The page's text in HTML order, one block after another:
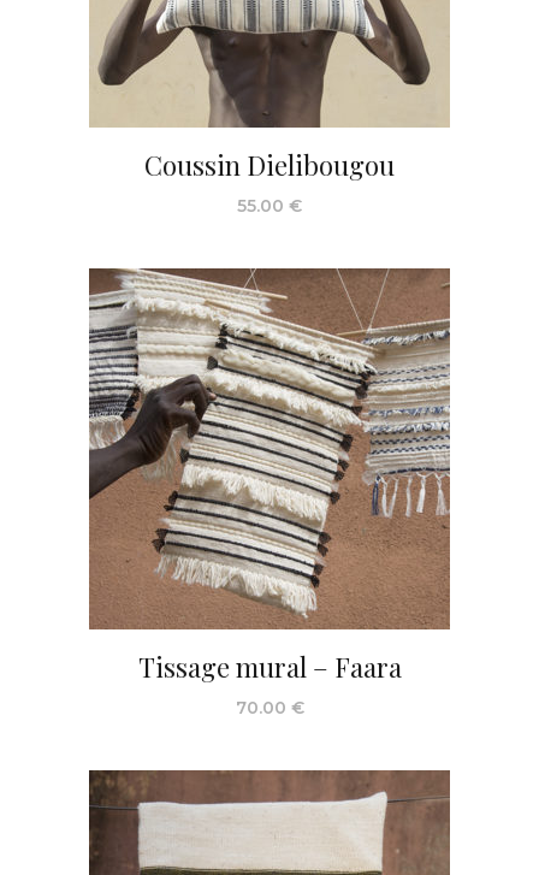
Coussin Dielibougou
55.00 €
Tissage mural – Faara
70.00 €